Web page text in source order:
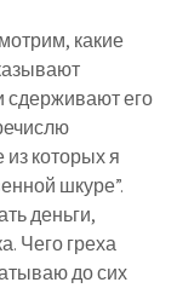
какие
сдерживают его
из которых я
шкуре”.
деньги,
Чего греха
до сих